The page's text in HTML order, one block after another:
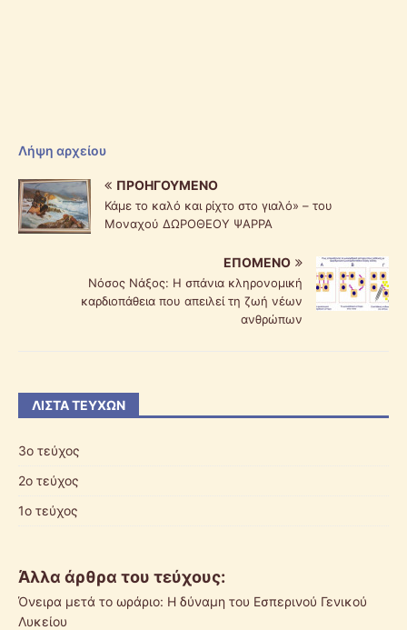
Λήψη αρχείου
ΠΡΟΗΓΟΎΜΕΝΟ
Κάμε το καλό και ρίχτο στο γιαλό» – του
Μοναχού ΔΩΡΟΘΕΟΥ ΨΑΡΡΑ
ΕΠΌΜΕΝΟ
Νόσος Νάξος: Η σπάνια κληρονομική
καρδιοπάθεια που απειλεί τη ζωή νέων
ανθρώπων
ΛΊΣΤΑ ΤΕΥΧΏΝ
3ο τεύχος
2o τεύχος
1ο τεύχος
Άλλα άρθρα του τεύχους:
Όνειρα μετά το ωράριο: Η δύναμη του Εσπερινού Γενικού
Λυκείου